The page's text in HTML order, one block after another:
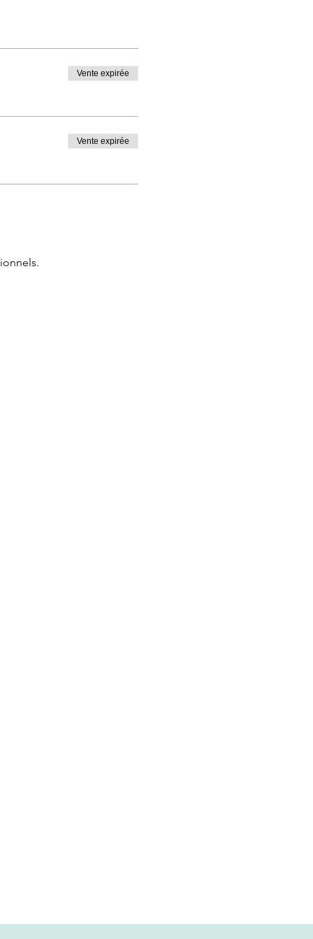
Vente expirée
Vente expirée